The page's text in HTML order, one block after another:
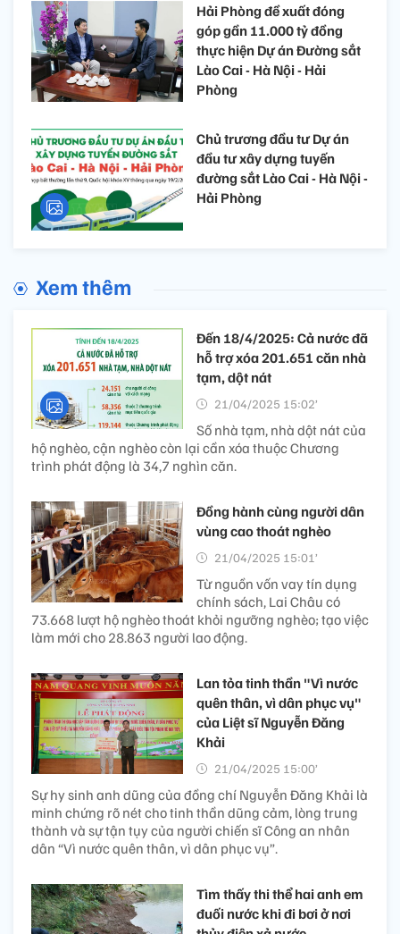
Hải Phòng đề xuất đóng
góp gần 11.000 tỷ đồng
thực hiện Dự án Đường sắt
Lào Cai - Hà Nội - Hải
Phòng
Chủ trương đầu tư Dự án
đầu tư xây dựng tuyến
đường sắt Lào Cai - Hà Nội -
Hải Phòng
Xem thêm
Đến 18/4/2025: Cả nước đã
hỗ trợ xóa 201.651 căn nhà
tạm, dột nát
21/04/2025 15:02’
Số nhà tạm, nhà dột nát của
hộ nghèo, cận nghèo còn lại cần xóa thuộc Chương
trình phát động là 34,7 nghìn căn.
Đồng hành cùng người dân
vùng cao thoát nghèo
21/04/2025 15:01’
Từ nguồn vốn vay tín dụng
chính sách, Lai Châu có
73.668 lượt hộ nghèo thoát khỏi ngưỡng nghèo; tạo việc
làm mới cho 28.863 người lao động.
Lan tỏa tinh thần "Vì nước
quên thân, vì dân phục vụ"
của Liệt sĩ Nguyễn Đăng
Khải
21/04/2025 15:00’
Sự hy sinh anh dũng của đồng chí Nguyễn Đăng Khải là
minh chứng rõ nét cho tinh thần dũng cảm, lòng trung
thành và sự tận tụy của người chiến sĩ Công an nhân
dân “Vì nước quên thân, vì dân phục vụ”.
Tìm thấy thi thể hai anh em
đuối nước khi đi bơi ở nơi